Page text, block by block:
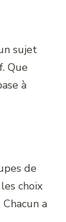
sujet
Que
à
de
choix
a